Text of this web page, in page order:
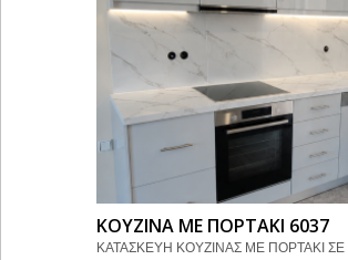
ΚΟΥΖΙΝΑ ΜΕ ΠΟΡΤΑΚΙ 6037
ΚΑΤΑΣΚΕΥΗ ΚΟΥΖΙΝΑΣ ΜΕ ΠΟΡΤΑΚΙ ΣΕ